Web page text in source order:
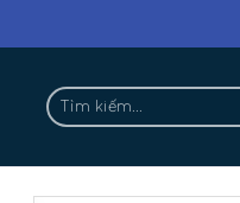
Tìm
kiếm: